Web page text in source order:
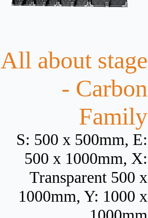
All about stage
- Carbon
Family
S: 500 x 500mm, E:
500 x 1000mm, X:
Transparent 500 x
1000mm, Y: 1000 x